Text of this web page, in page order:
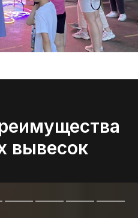
вывесок